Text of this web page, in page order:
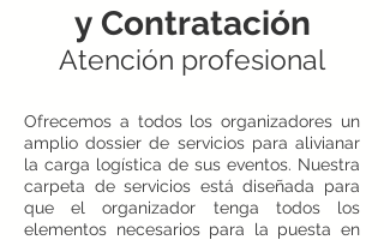
y Contratación
Atención profesional
Ofrecemos a todos los organizadores un
amplio dossier de servicios para alivianar
la carga logística de sus eventos. Nuestra
carpeta de servicios está diseñada para
que el organizador tenga todos los
elementos necesarios para la puesta en